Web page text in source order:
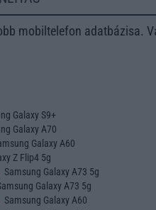
mobiltelefon adatbázisa.
Galaxy S9+
Galaxy A70
Galaxy A60
Z Flip4 5g
Samsung Galaxy A73 5g
Galaxy A73 5g
Samsung Galaxy A60